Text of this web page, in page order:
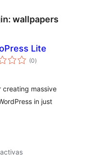
wallpapers
Lite
(0total
de
)
creating massive
in just